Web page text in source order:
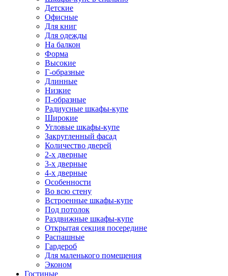
Детские
Офисные
Для книг
Для одежды
На балкон
Форма
Высокие
Г-образные
Длинные
Низкие
П-образные
Радиусные шкафы-купе
Широкие
Угловые шкафы-купе
Закругленный фасад
Количество дверей
2-х дверные
3-х дверные
4-х дверные
Особенности
Во всю стену
Встроенные шкафы-купе
Под потолок
Раздвижные шкафы-купе
Открытая секция посередине
Распашные
Гардероб
Для маленького помещения
Эконом
Гостиные